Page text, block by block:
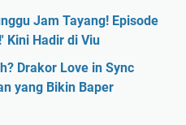
Jam Tayang! Episode
Kini Hadir di Viu
Drakor Love in Sync
yang Bikin Baper